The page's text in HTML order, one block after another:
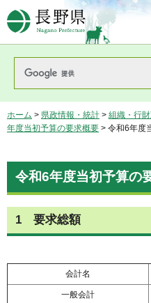
長野県
ホーム > 県政情報・統計 > 組織・行
年度当初予算の要求概要 > 令和6年度
令和6年度当初予算の
1 要求総額
会計名
一般会計